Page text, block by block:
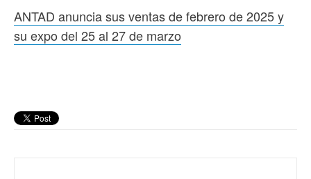
ANTAD anuncia sus ventas de febrero de 2025 y
su expo del 25 al 27 de marzo